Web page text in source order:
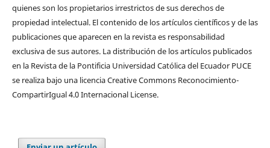
quienes son los propietarios irrestrictos de sus derechos de
propiedad intelectual. El contenido de los artículos científicos y de las
publicaciones que aparecen en la revista es responsabilidad
exclusiva de sus autores. La distribución de los artí­culos publicados
en la Revista de la Pontificia Universidad Católica del Ecuador PUCE
se realiza bajo una licencia Creative Commons Reconocimiento-
CompartirIgual 4.0 Internacional License.